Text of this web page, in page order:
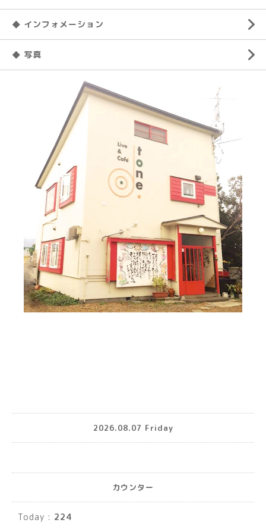
◆ インフォメーション
◆ 写真
2026.08.07 Friday
カウンター
Today : 224